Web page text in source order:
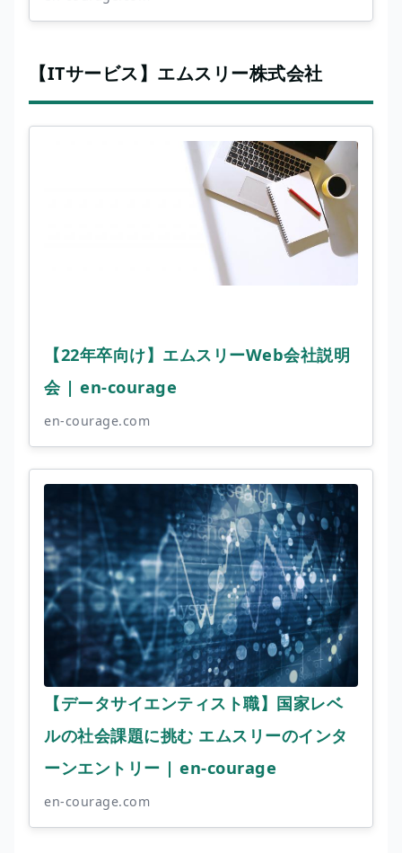
【ITサービス】エムスリー株式会社
【22年卒向け】エムスリーWeb会社説明
会 | en-courage
en-courage.com
【データサイエンティスト職】国家レベ
ルの社会課題に挑む エムスリーのインタ
ーンエントリー | en-courage
en-courage.com